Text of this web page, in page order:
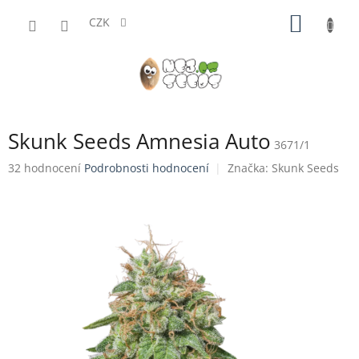
CZK
Skunk Seeds Amnesia Auto 3671/1
Průměrné
32 hodnocení Podrobnosti hodnocení Značka: Skunk Seeds